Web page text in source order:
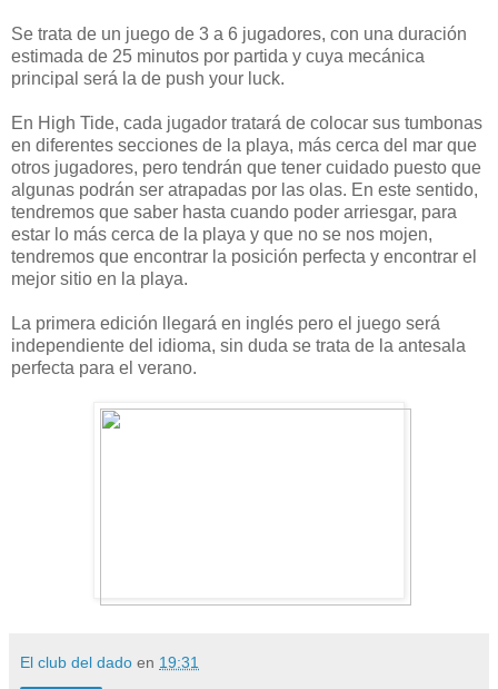
Se trata de un juego de 3 a 6 jugadores, con una duración
estimada de 25 minutos por partida y cuya mecánica
principal será la de push your luck.
En High Tide, cada jugador tratará de colocar sus tumbonas
en diferentes secciones de la playa, más cerca del mar que
otros jugadores, pero tendrán que tener cuidado puesto que
algunas podrán ser atrapadas por las olas. En este sentido,
tendremos que saber hasta cuando poder arriesgar, para
estar lo más cerca de la playa y que no se nos mojen,
tendremos que encontrar la posición perfecta y encontrar el
mejor sitio en la playa.
La primera edición llegará en inglés pero el juego será
independiente del idioma, sin duda se trata de la antesala
perfecta para el verano.
El club del dado en 19:31